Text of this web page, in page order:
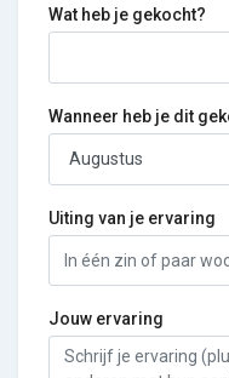
Wat heb je gekocht?
Wanneer heb je dit
Uiting van je ervaring
Jouw ervaring